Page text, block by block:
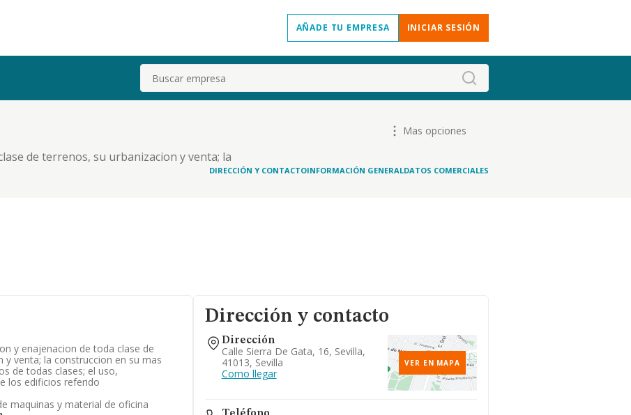
AÑADE TU EMPRESA INICIAR SESIÓN
Buscar
de terrenos, su urbanizacion y venta; la
todas clases; el uso, arrendamiento y venta de
Mas opciones
DIRECCIÓN Y CONTACTOINFORMACIÓN GENERALDATOS COMERCIALES
y enajenacion de toda clase de
y venta; la construccion en su mas
de todas clases; el uso,
los edificios referido
maquinas y material de oficina
Dirección y contacto
Dirección
Calle Sierra De Gata, 16, Sevilla,
41013, Sevilla
Como llegar
VER EN MAPA